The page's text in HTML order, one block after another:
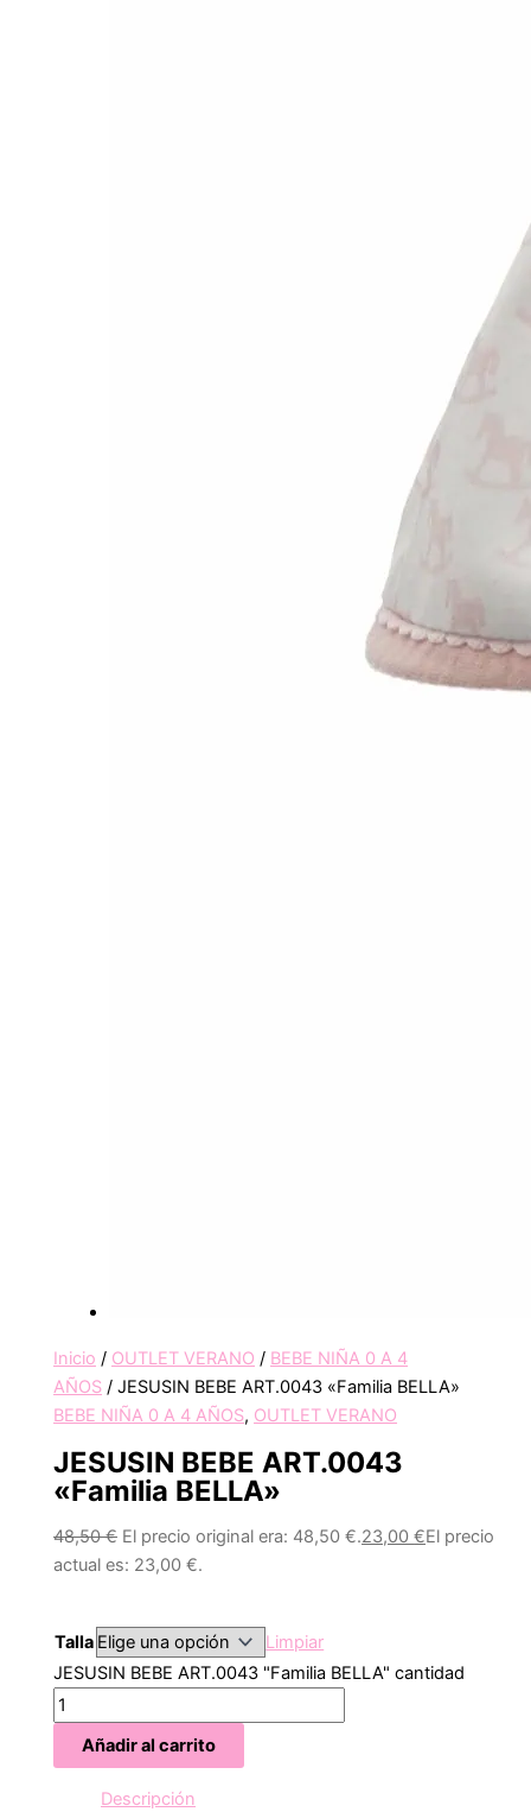
Inicio / OUTLET VERANO / BEBE NIÑA 0 A 4
AÑOS / JESUSIN BEBE ART.0043 «Familia BELLA»
BEBE NIÑA 0 A 4 AÑOS, OUTLET VERANO
JESUSIN BEBE ART.0043
«Familia BELLA»
48,50€ El precio original era: 48,50 €.23,00€El precio
actual es: 23,00 €.
Talla
Limpiar
JESUSIN BEBE ART.0043 "Familia BELLA" cantidad
Añadir al carrito
Descripción